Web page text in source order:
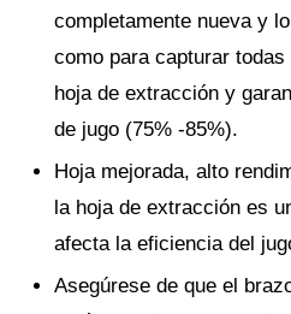
completamente nueva y
como para capturar
hoja de extracción y
de jugo (75% -85%).
Hoja mejorada, alto
la hoja de extracción es
afecta la eficiencia del
Asegúrese de que el